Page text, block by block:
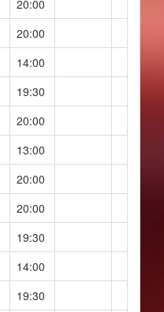
20:00
20:00
14:00
19:30
20:00
13:00
20:00
20:00
19:30
14:00
19:30